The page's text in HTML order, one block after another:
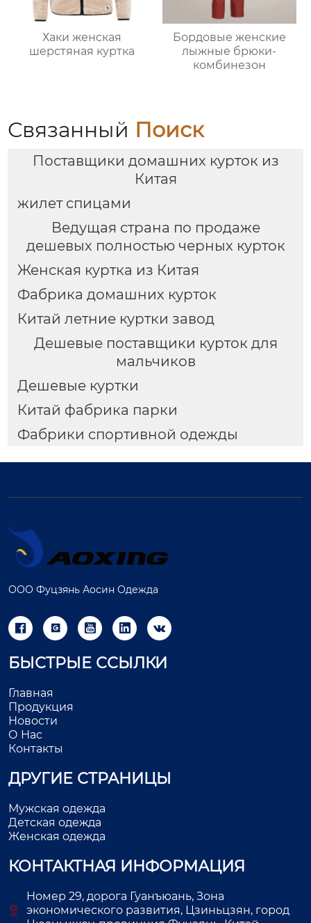
Хаки женская
шерстяная куртка
Бордовые женские
лыжные брюки-
комбинезон
Связанный Поиск
Поставщики домашних курток из
Китая
жилет спицами
Ведущая страна по продаже
дешевых полностью черных курток
Женская куртка из Китая
Фабрика домашних курток
Китай летние куртки завод
Дешевые поставщики курток для
мальчиков
Дешевые куртки
Китай фабрика парки
Фабрики спортивной одежды
ООО Фуцзянь Аосин Одежда
    
БЫСТРЫЕ ССЫЛКИ
Главная
Продукция
Новости
О Нас
Контакты
ДРУГИЕ СТРАНИЦЫ
Мужская одежда
Детская одежда
Женская одежда
КОНТАКТНАЯ ИНФОРМАЦИЯ
Номер 29, дорога Гуанъюань, Зона
экономического развития, Цзиньцзян, город